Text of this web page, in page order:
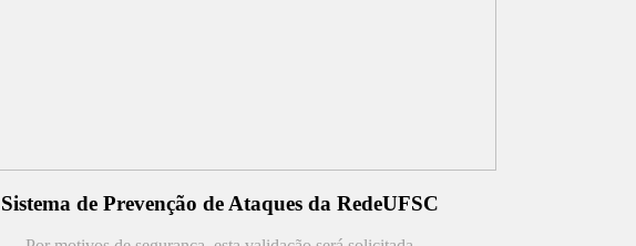
Sistema de Prevenção de Ataques da RedeUFSC